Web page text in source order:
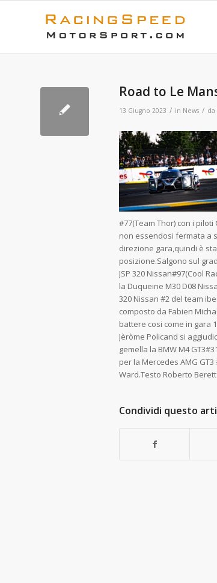
Road to Le
13 Giugno 2023 / in News / da
#77(Team Thor) con i
non essendosi fermata a
direzione gara,quindi è
posizione.Salgono sul
JSP 320 Nissan#97(Cool
la Duqueine M30 D08
320 Nissan #2 del team
composto da Fabien
battere cosi come in gara
Jèròme Policand si
gemella la BMW M4
per la Mercedes AMG
Ward.Testo Roberto
Condividi questo